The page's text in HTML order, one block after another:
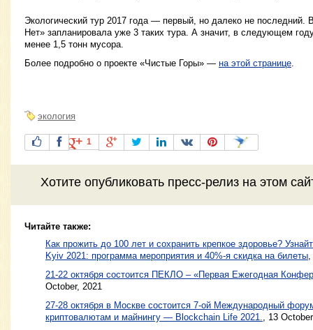
Экологический тур 2017 года — первый, но далеко не последний.
Нет» запланировала уже 3 таких тура. А значит, в следующем
менее 1,5 тонн мусора.
Более подробно о проекте «Чистые Горы» — на этой странице.
экология
1
Хотите опубликовать пресс-релизна этом
Читайте также:
Как прожить до 100 лет и сохранить крепкое здоровье?
Kyiv 2021: программа мероприятия и 40%-я скидка на билеты
21-22 октября cостоится ПЕКЛО – «Первая Ежегодная
October, 2021
27-28 октября в Москве состоится 7-ой Международный
криптовалютам и майнингу — Blockchain Life 2021., 13